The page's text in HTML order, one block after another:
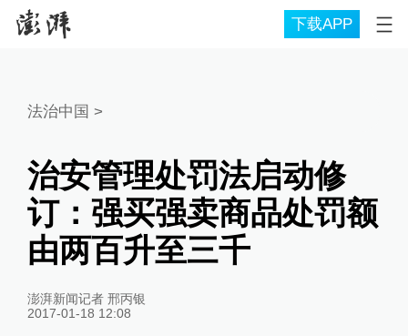
下载APP
法治中国 >
治安管理处罚法启动修
订：强买强卖商品处罚额
由两百升至三千
澎湃新闻记者 邢丙银
2017-01-18 12:08